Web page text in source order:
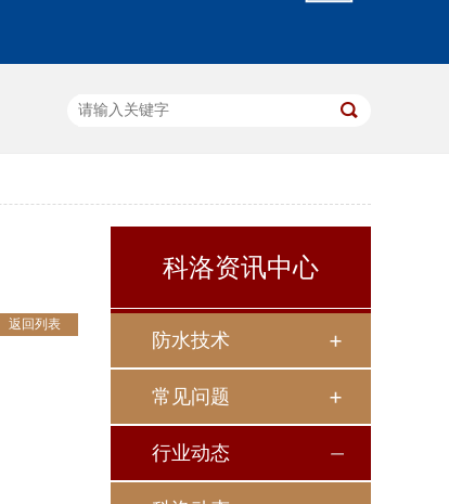
返回列表
科洛资讯中心
防水技术
常见问题
行业动态